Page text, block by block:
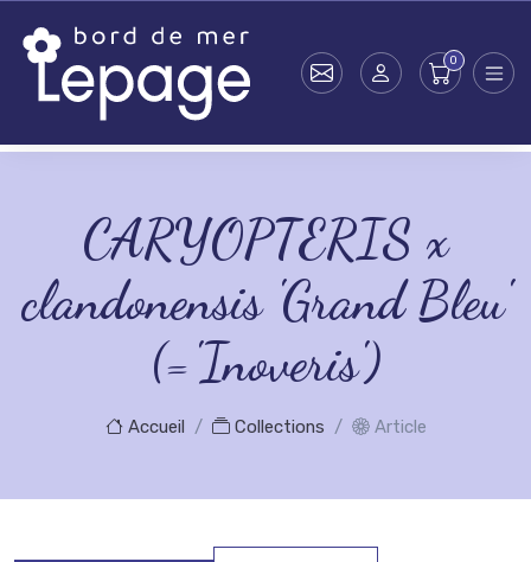
CARYOPTERIS x
clandonensis 'Grand Bleu'
(='Inoveris')
Accueil Collections Article